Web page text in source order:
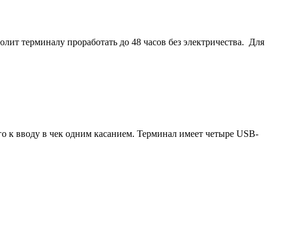
терминалу проработать до 48 часов без электричества. Для
к вводу в чек одним касанием. Терминал имеет четыре USB-